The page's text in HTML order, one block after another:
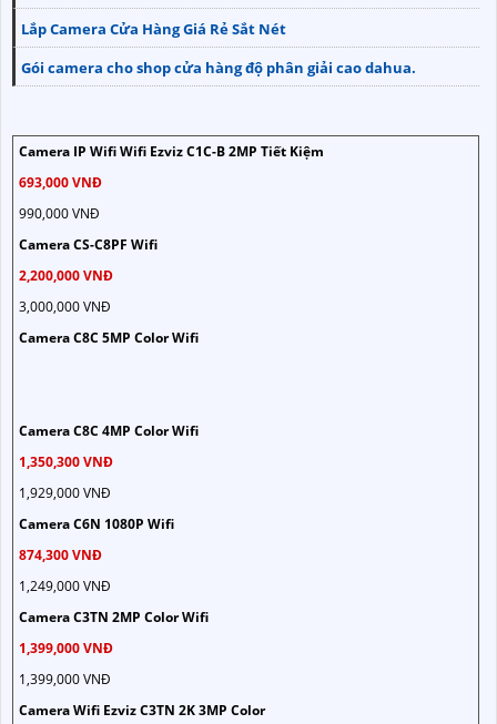
Lắp Camera Cửa Hàng Giá Rẻ Sắt Nét
Gói camera cho shop cửa hàng độ phân giải cao dahua.
Camera IP Wifi Wifi Ezviz C1C-B 2MP Tiết Kiệm
693,000 VNĐ
990,000 VNĐ
Camera CS-C8PF Wifi
2,200,000 VNĐ
3,000,000 VNĐ
Camera C8C 5MP Color Wifi
Camera C8C 4MP Color Wifi
1,350,300 VNĐ
1,929,000 VNĐ
Camera C6N 1080P Wifi
874,300 VNĐ
1,249,000 VNĐ
Camera C3TN 2MP Color Wifi
1,399,000 VNĐ
1,399,000 VNĐ
Camera Wifi Ezviz C3TN 2K 3MP Color